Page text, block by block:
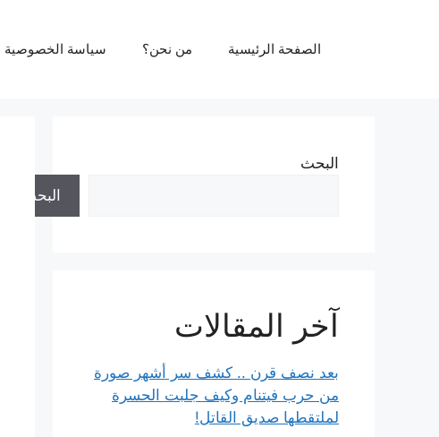
الصفحة الرئيسية من نحن؟ سياسة الخصوصية
البحث
البحث
آخر المقالات
بعد نصف قرن .. كشف سر أشهر صورة
من حرب فيتنام وكيف جلبت الحسرة
لملتقطها صديق القاتل!